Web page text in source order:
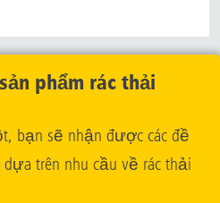
phẩm rác thải
bạn sẽ nhận được các đề
trên nhu cầu về rác thải